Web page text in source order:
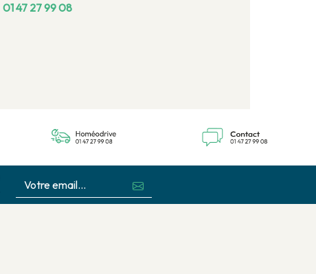
01 47 27 99 08